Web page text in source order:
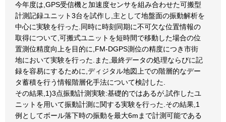
今年度は,GPS受信機と加速度センサを組み合わせた可搬型
計測記録ユニット3台を試作し,主として地盤面の振動解析を
中心に実験を行った.同時に時刻同期に不可欠な位置情報の
取得について,可搬式ユニットを短時間で移動した場合の位
置測位精度向上を目的に,FM-DGPS測位の精度につき市街
地において実験を行った.また,最終データの処理ならびに記
録を容易にするために,ディジタル地図上での階層的なデー
タ蓄積を行う情報階層化手法について検討した.
その結果,1)3点振動計測実験:基礎的ではあるが,試作したユ
ニットを用いて振動計測に関する実験を行った.その結果,1
例としてボール落下時の振動を最大6mまで計測可能である